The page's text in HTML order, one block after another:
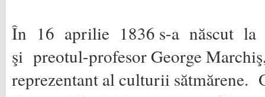
În 16 aprilie 1836 s-a născut la
şi preotul-profesor George
reprezentant al culturii sătmărene.